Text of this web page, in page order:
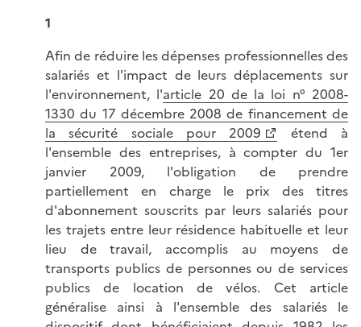
1
Afin de réduire les dépenses professionnelles des
salariés et l'impact de leurs déplacements sur
l'environnement, l'article 20 de la loi n° 2008-
1330 du 17 décembre 2008 de financement de
la sécurité sociale pour 2009
étend à
l'ensemble des entreprises, à compter du 1er
janvier 2009, l'obligation de prendre
partiellement en charge le prix des titres
d'abonnement souscrits par leurs salariés pour
les trajets entre leur résidence habituelle et leur
lieu de travail, accomplis au moyens de
transports publics de personnes ou de services
publics de location de vélos. Cet article
généralise ainsi à l'ensemble des salariés le